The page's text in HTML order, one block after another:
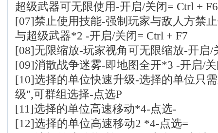
超级武器可无限使用-开启/关闭= Ctrl + F6
[07]禁止使用技能-强制玩家与敌人方禁
与超级武器*2 -开启/关闭= Ctrl + F7
[08]无限缩放-玩家视角可无限缩放-开启/
[09]消散战争迷雾-即地图全开*3 -开启/
[10]选择的单位快速升级-选择的单位只
级",可群组选择-点选P
[11]选择的单位高速移动*4-点选-
[12]选择的单位高速移动2 *4-点选=